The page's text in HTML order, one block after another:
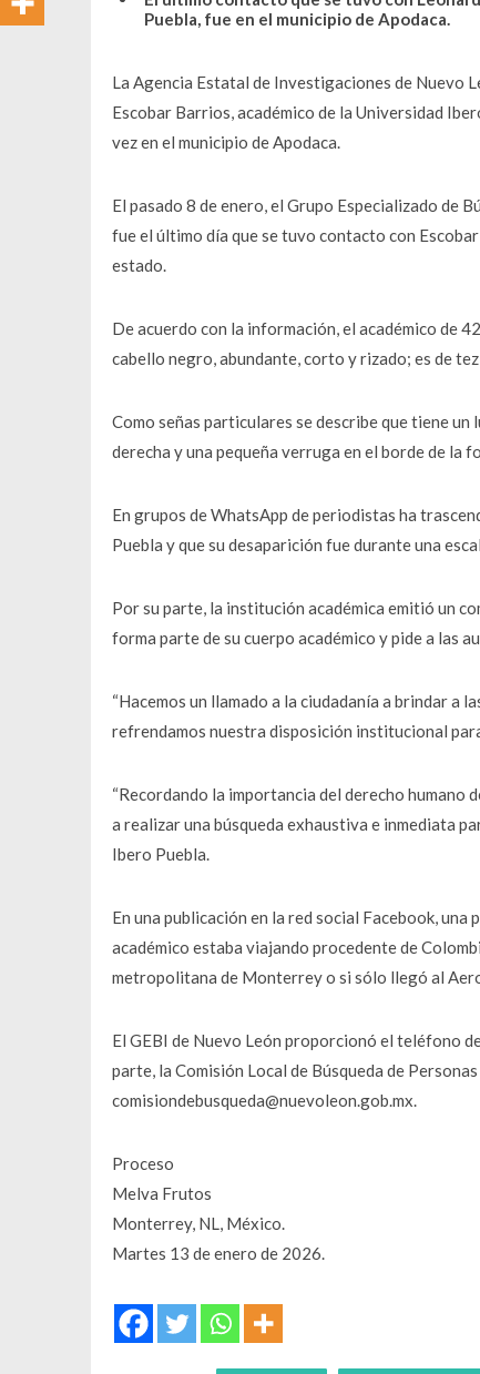
Puebla, fue en el municipio de Apodaca.
La Agencia Estatal de Investigaciones de Nuevo
Escobar Barrios, académico de la Universidad
vez en el municipio de Apodaca.
El pasado 8 de enero, el Grupo Especializado de
fue el último día que se tuvo contacto con
estado.
De acuerdo con la información, el académico de
cabello negro, abundante, corto y rizado; es de
Como señas particulares se describe que tiene un
derecha y una pequeña verruga en el borde de la
En grupos de WhatsApp de periodistas ha
Puebla y que su desaparición fue durante una
Por su parte, la institución académica emitió un
forma parte de su cuerpo académico y pide a las
“Hacemos un llamado a la ciudadanía a brindar a
refrendamos nuestra disposición institucional
“Recordando la importancia del derecho humano
a realizar una búsqueda exhaustiva e inmediata
Ibero Puebla.
En una publicación en la red social Facebook,
académico estaba viajando procedente de
metropolitana de Monterrey o si sólo llegó al
El GEBI de Nuevo León proporcionó el teléfono
parte, la Comisión Local de Búsqueda de
comisiondebusqueda@nuevoleon.gob.mx.
Proceso
Melva Frutos
Monterrey, NL, México.
Martes 13 de enero de 2026.